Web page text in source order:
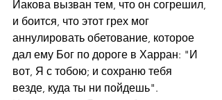
Иакова вызван тем, что он согрешил,
и боится, что этот грех мог
аннулировать обетование, которое
дал ему Бог по дороге в Харран: "И
вот, Я с тобою; и сохраню тебя
везде, куда ты ни пойдешь".